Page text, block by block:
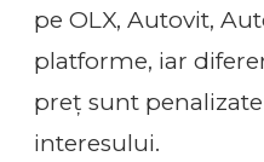
pe OLX, Autovit,
platforme, iar
preț sunt
interesului.